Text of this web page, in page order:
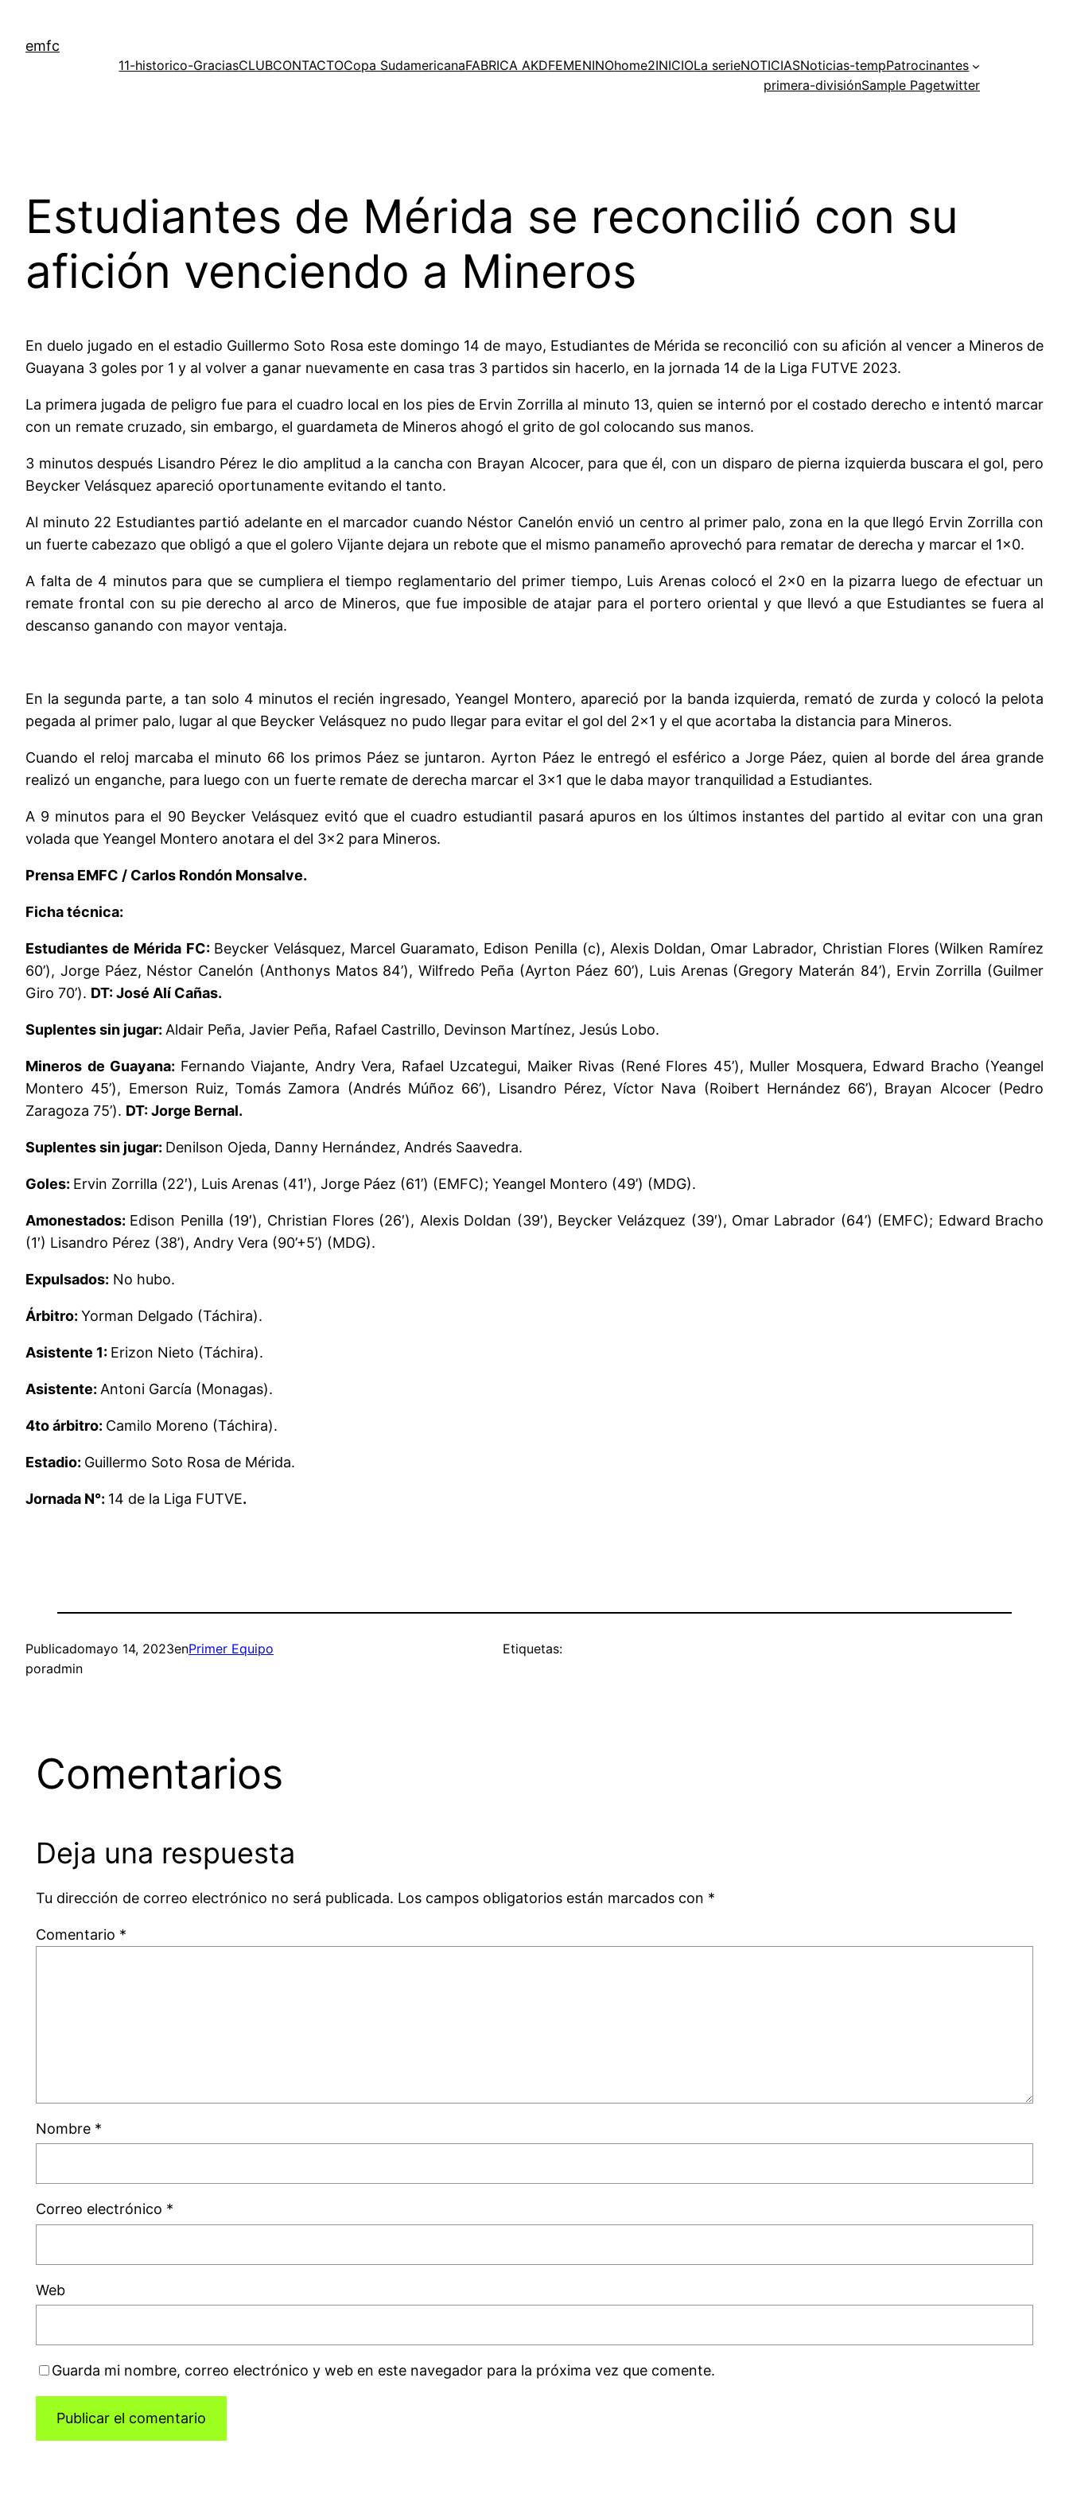
contenido
emfc
11-historico-GraciasCLUBCONTACTOCopa SudamericanaFABRICA AKDFEMENINOhome2INICIOLa serieNOTICIASNoticias-tempPatrocinantes
primera-divisiónSample Pagetwitter
Estudiantes de Mérida se reconcilió con su
afición venciendo a Mineros
En duelo jugado en el estadio Guillermo Soto Rosa este domingo 14 de mayo, Estudiantes de Mérida se reconcilió con su afición al vencer a Mineros de
Guayana 3 goles por 1 y al volver a ganar nuevamente en casa tras 3 partidos sin hacerlo, en la jornada 14 de la Liga FUTVE 2023.
La primera jugada de peligro fue para el cuadro local en los pies de Ervin Zorrilla al minuto 13, quien se internó por el costado derecho e intentó marcar
con un remate cruzado, sin embargo, el guardameta de Mineros ahogó el grito de gol colocando sus manos.
3 minutos después Lisandro Pérez le dio amplitud a la cancha con Brayan Alcocer, para que él, con un disparo de pierna izquierda buscara el gol, pero
Beycker Velásquez apareció oportunamente evitando el tanto.
Al minuto 22 Estudiantes partió adelante en el marcador cuando Néstor Canelón envió un centro al primer palo, zona en la que llegó Ervin Zorrilla con
un fuerte cabezazo que obligó a que el golero Vijante dejara un rebote que el mismo panameño aprovechó para rematar de derecha y marcar el 1×0.
A falta de 4 minutos para que se cumpliera el tiempo reglamentario del primer tiempo, Luis Arenas colocó el 2×0 en la pizarra luego de efectuar un
remate frontal con su pie derecho al arco de Mineros, que fue imposible de atajar para el portero oriental y que llevó a que Estudiantes se fuera al
descanso ganando con mayor ventaja.
En la segunda parte, a tan solo 4 minutos el recién ingresado, Yeangel Montero, apareció por la banda izquierda, remató de zurda y colocó la pelota
pegada al primer palo, lugar al que Beycker Velásquez no pudo llegar para evitar el gol del 2×1 y el que acortaba la distancia para Mineros.
Cuando el reloj marcaba el minuto 66 los primos Páez se juntaron. Ayrton Páez le entregó el esférico a Jorge Páez, quien al borde del área grande
realizó un enganche, para luego con un fuerte remate de derecha marcar el 3×1 que le daba mayor tranquilidad a Estudiantes.
A 9 minutos para el 90 Beycker Velásquez evitó que el cuadro estudiantil pasará apuros en los últimos instantes del partido al evitar con una gran
volada que Yeangel Montero anotara el del 3×2 para Mineros.
Prensa EMFC / Carlos Rondón Monsalve.
Ficha técnica:
Estudiantes de Mérida FC: Beycker Velásquez, Marcel Guaramato, Edison Penilla (c), Alexis Doldan, Omar Labrador, Christian Flores (Wilken Ramírez
60’), Jorge Páez, Néstor Canelón (Anthonys Matos 84’), Wilfredo Peña (Ayrton Páez 60’), Luis Arenas (Gregory Materán 84’), Ervin Zorrilla (Guilmer
Giro 70’). DT: José Alí Cañas.
Suplentes sin jugar: Aldair Peña, Javier Peña, Rafael Castrillo, Devinson Martínez, Jesús Lobo.
Mineros de Guayana: Fernando Viajante, Andry Vera, Rafael Uzcategui, Maiker Rivas (René Flores 45’), Muller Mosquera, Edward Bracho (Yeangel
Montero 45’), Emerson Ruiz, Tomás Zamora (Andrés Múñoz 66’), Lisandro Pérez, Víctor Nava (Roibert Hernández 66’), Brayan Alcocer (Pedro
Zaragoza 75’). DT: Jorge Bernal.
Suplentes sin jugar: Denilson Ojeda, Danny Hernández, Andrés Saavedra.
Goles: Ervin Zorrilla (22′), Luis Arenas (41′), Jorge Páez (61’) (EMFC); Yeangel Montero (49’) (MDG).
Amonestados: Edison Penilla (19′), Christian Flores (26′), Alexis Doldan (39′), Beycker Velázquez (39′), Omar Labrador (64’) (EMFC); Edward Bracho
(1′) Lisandro Pérez (38’), Andry Vera (90’+5’) (MDG).
Expulsados: No hubo.
Árbitro: Yorman Delgado (Táchira).
Asistente 1: Erizon Nieto (Táchira).
Asistente: Antoni García (Monagas).
4to árbitro: Camilo Moreno (Táchira).
Estadio: Guillermo Soto Rosa de Mérida.
Jornada N°: 14 de la Liga FUTVE.
Publicadomayo 14, 2023enPrimer Equipo
poradmin
Etiquetas:
Comentarios
Deja una respuesta
Tu dirección de correo electrónico no será publicada. Los campos obligatorios están marcados con *
Comentario *
Nombre *
Correo electrónico *
Web
Guarda mi nombre, correo electrónico y web en este navegador para la próxima vez que comente.